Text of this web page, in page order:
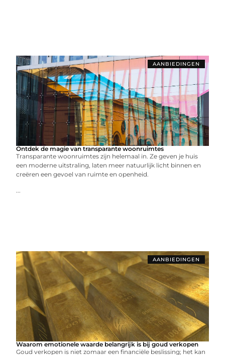
AANBIEDINGEN
Ontdek de magie van transparante woonruimtes
Transparante woonruimtes zijn helemaal in. Ze geven je huis
een moderne uitstraling, laten meer natuurlijk licht binnen en
creëren een gevoel van ruimte en openheid.
...
AANBIEDINGEN
Waarom emotionele waarde belangrijk is bij goud verkopen
Goud verkopen is niet zomaar een financiële beslissing; het kan